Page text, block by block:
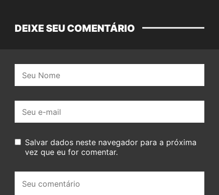
DEIXE SEU COMENTÁRIO
mail:
Salvar dados neste navegador para a próxima
vez que eu for comentar.
comentário: